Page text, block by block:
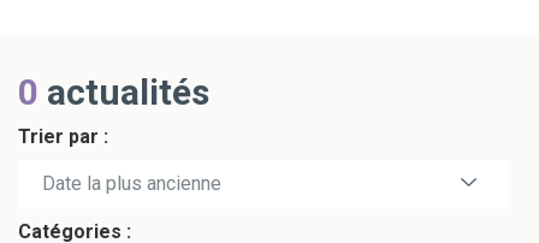
0 actualités
Trier par :
Date la plus récente
Date la plus ancienne
Catégories :